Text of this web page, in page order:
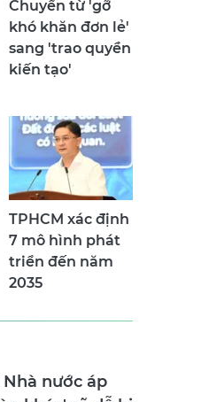
Chuyển từ 'gỡ
khó khăn đơn lẻ'
sang 'trao quyền
kiến tạo'
TPHCM xác định
7 mô hình phát
triển đến năm
2035
nước áp